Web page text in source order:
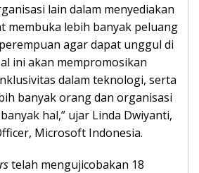
lain dalam menyediakan
membuka lebih banyak peluang
agar dapat unggul di
ini akan mempromosikan
dalam teknologi, serta
banyak orang dan organisasi
hal,” ujar Linda Dwiyanti,
Microsoft Indonesia.
telah mengujicobakan 18